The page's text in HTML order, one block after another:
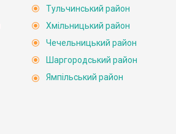
Тульчинський район
Хмільницький район
Чечельницький район
Шаргородський район
Ямпільський район